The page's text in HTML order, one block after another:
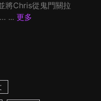
將Chris從鬼門關拉
... 更多